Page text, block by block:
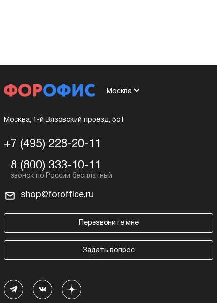
Москва
Москва, 1-й Вязовский проезд, 5с1
+7 (495) 228-20-11
8 (800) 333-10-11
shop@foroffice.ru
Перезвоните мне
Задать вопрос